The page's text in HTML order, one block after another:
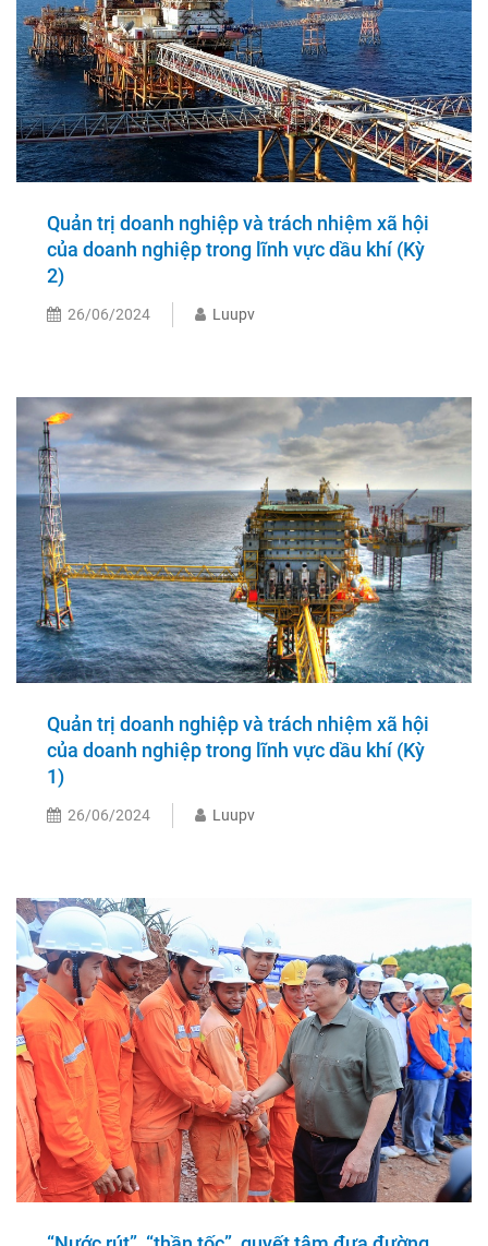
Quản trị doanh nghiệp và trách nhiệm xã hội
của doanh nghiệp trong lĩnh vực dầu khí (Kỳ
2)
26/06/2024 Luupv
Quản trị doanh nghiệp và trách nhiệm xã hội
của doanh nghiệp trong lĩnh vực dầu khí (Kỳ
1)
26/06/2024 Luupv